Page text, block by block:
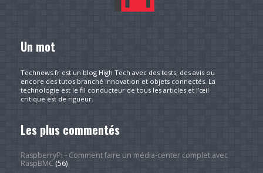
Un mot
Technews.fr est un blog High Tech avec des tests, des avis ou
encore des tutos branché innovation et objets connectés. La
technologie est le fil conducteur de tous les articles et l’œil
critique est de rigueur.
Les plus commentés
RaspberryPi - Comment faire un média-center complet avec
RaspBMC(56)